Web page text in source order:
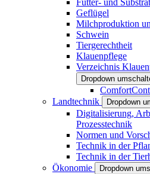
Futter- und
Geflügel
Milchproduktion
Schwein
Tiergerechtheit
Klauenpflege
Verzeichnis
Dropdown
Landtechnik
Dropdown
Digitalisierung,
Prozesstechnik
Normen und
Technik in der
Technik in der
Ökonomie
Dropdown